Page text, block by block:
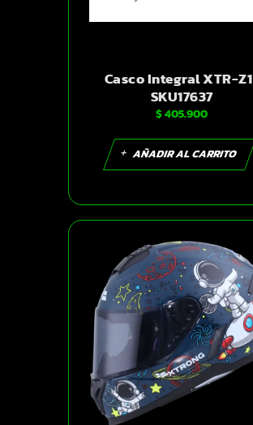
Casco Integral XTR-Z1 |
SKU17637
$ 405.900
AÑADIR AL CARRITO